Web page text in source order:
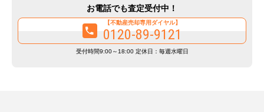
お電話でも査定受付中！
【不動産売却専用ダイヤル】
0120-89-9121
受付時間9:00～18:00 定休日：毎週水曜日